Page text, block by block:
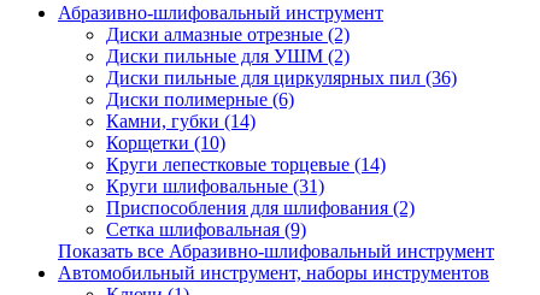
Абразивно-шлифовальный инструмент
Диски алмазные отрезные (2)
Диски пильные для УШМ (2)
Диски пильные для циркулярных пил (36)
Диски полимерные (6)
Камни, губки (14)
Корщетки (10)
Круги лепестковые торцевые (14)
Круги шлифовальные (31)
Приспособления для шлифования (2)
Сетка шлифовальная (9)
Показать все Абразивно-шлифовальный инструмент
Автомобильный инструмент, наборы инструментов